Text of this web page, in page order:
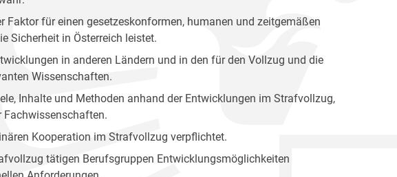
Faktor für einen gesetzeskonformen, humanen und zeitgemäßen
Sicherheit in Österreich leistet.
in anderen Ländern und in den für den Vollzug und die
Wissenschaften.
Inhalte und Methoden anhand der Entwicklungen im Strafvollzug,
Fachwissenschaften.
Kooperation im Strafvollzug verpflichtet.
tätigen Berufsgruppen Entwicklungsmöglichkeiten